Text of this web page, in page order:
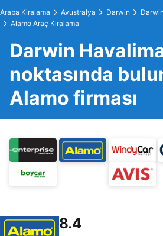
Araba Kiralama Avustralya Darwin
Alamo Araç Kiralama
Darwin
noktasında
Alamo firması
8.4